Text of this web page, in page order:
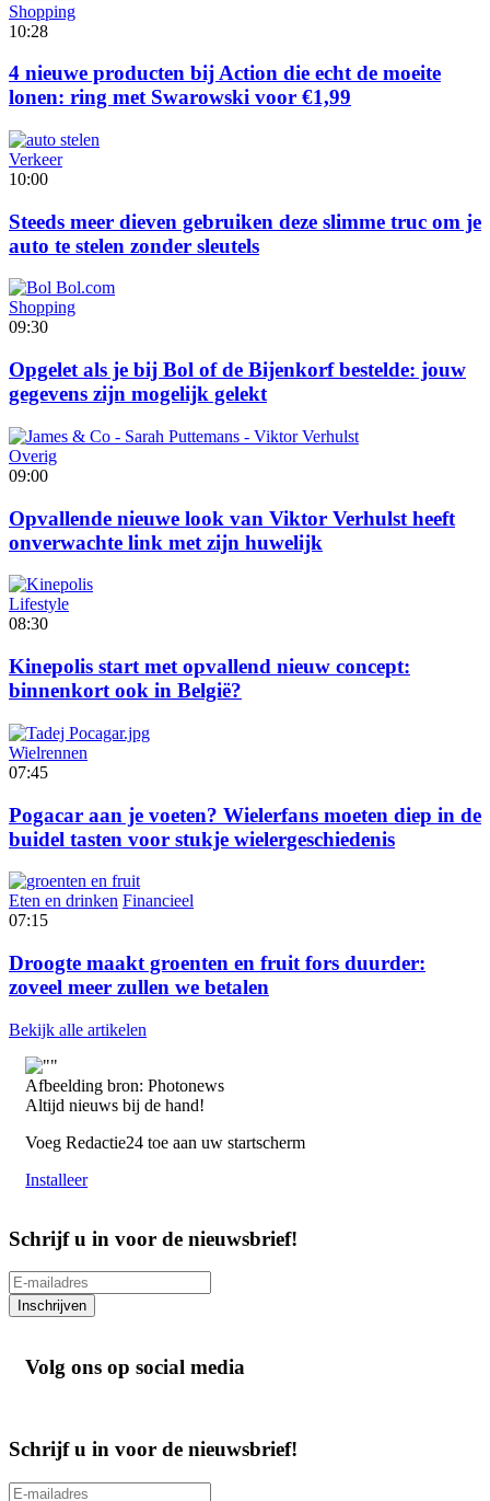
Shopping
10:28
4 nieuwe producten bij Action die echt de moeite
lonen: ring met Swarowski voor €1,99
Verkeer
10:00
Steeds meer dieven gebruiken deze slimme truc om je
auto te stelen zonder sleutels
Shopping
09:30
Opgelet als je bij Bol of de Bijenkorf bestelde: jouw
gegevens zijn mogelijk gelekt
Overig
09:00
Opvallende nieuwe look van Viktor Verhulst heeft
onverwachte link met zijn huwelijk
Lifestyle
08:30
Kinepolis start met opvallend nieuw concept:
binnenkort ook in België?
Wielrennen
07:45
Pogacar aan je voeten? Wielerfans moeten diep in de
buidel tasten voor stukje wielergeschiedenis
Eten en drinken Financieel
07:15
Droogte maakt groenten en fruit fors duurder:
zoveel meer zullen we betalen
Bekijk alle artikelen
Afbeelding bron: Photonews
Altijd nieuws bij de hand!
Voeg Redactie24 toe aan uw startscherm
Installeer
Schrijf u in voor de nieuwsbrief!
Inschrijven
Volg ons op social media
Schrijf u in voor de nieuwsbrief!